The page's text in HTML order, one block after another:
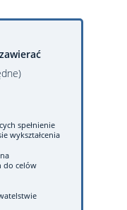
spełnienie
wykształcenia
do celów